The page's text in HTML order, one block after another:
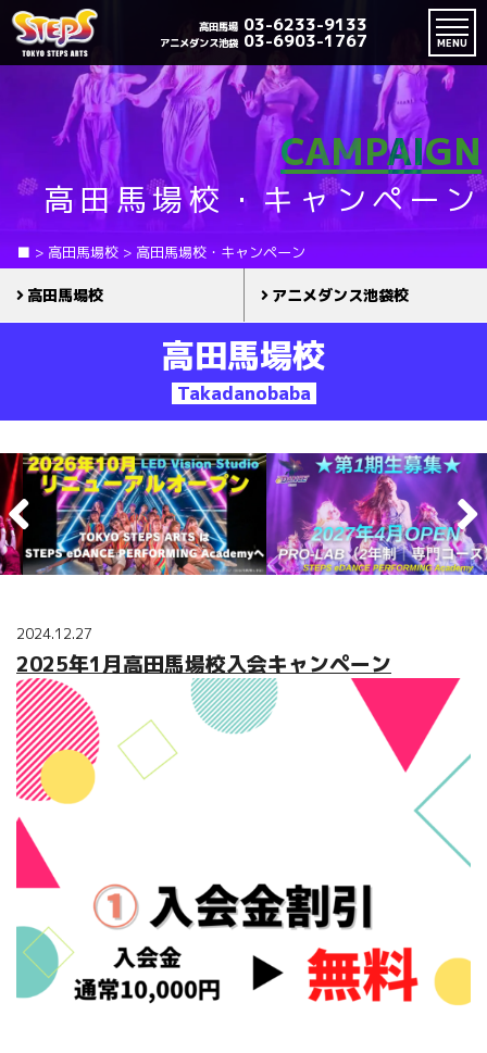
高田馬場 03-6233-9133
アニメダンス池袋 03-6903-1767 MENU
CAMPAIGN
高田馬場校・キャンペーン
■ > 高田馬場校 > 高田馬場校・キャンペーン
高田馬場校 アニメダンス池袋校
高田馬場校
Takadanobaba
2024.12.27
2025年1月高田馬場校入会キャンペーン